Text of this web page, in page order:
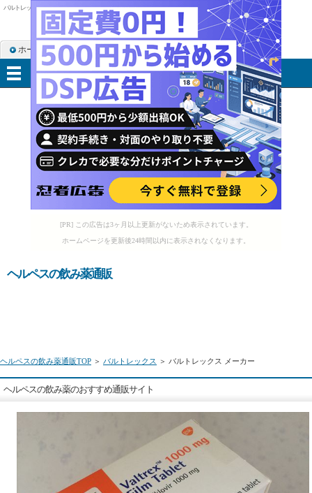
[PR] この広告は3ヶ月以上更新がないため表示されています。
ホームページを更新後24時間以内に表示されなくなります。
バルトレックス メーカー
ヘルペスの飲み薬通販
ヘルペスの飲み薬通販TOP ＞ バルトレックス ＞ バルトレックス メーカー
ヘルペスの飲み薬のおすすめ通販サイト
ホーム RSS購読 サイトマップ
メニュー